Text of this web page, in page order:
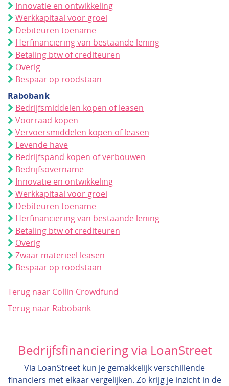
Innovatie en ontwikkeling
Werkkapitaal voor groei
Debiteuren toename
Herfinanciering van bestaande lening
Betaling btw of crediteuren
Overig
Bespaar op roodstaan
Rabobank
Bedrijfsmiddelen kopen of leasen
Voorraad kopen
Vervoersmiddelen kopen of leasen
Levende have
Bedrijfspand kopen of verbouwen
Bedrijfsovername
Innovatie en ontwikkeling
Werkkapitaal voor groei
Debiteuren toename
Herfinanciering van bestaande lening
Betaling btw of crediteuren
Overig
Zwaar materieel leasen
Bespaar op roodstaan
Terug naar Collin Crowdfund
Terug naar Rabobank
Bedrijfsfinanciering via LoanStreet
Via LoanStreet kun je gemakkelijk verschillende
financiers met elkaar vergelijken. Zo krijg je inzicht in de